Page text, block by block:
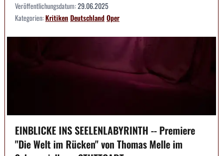
Veröffentlichungsdatum:29.06.2025
Kategorien:KritikenDeutschlandOper
EINBLICKE INS SEELENLABYRINTH -- Premiere
"Die Welt im Rücken" von Thomas Melle im